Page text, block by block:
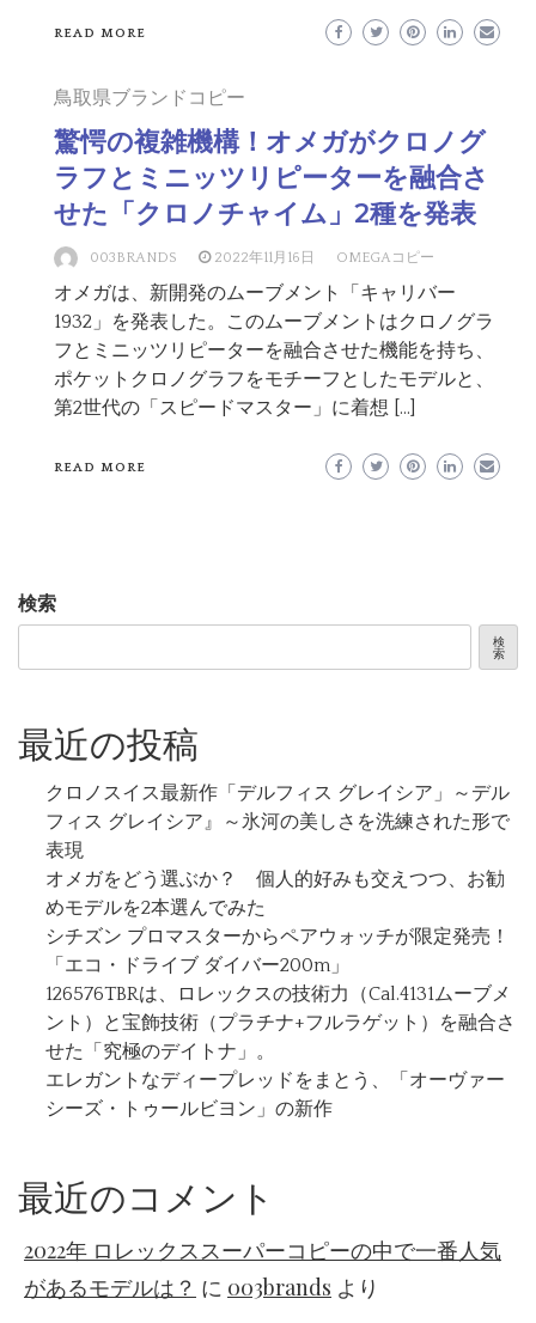
READ MORE
鳥取県ブランドコピー
驚愕の複雑機構！オメガがクロノグ
ラフとミニッツリピーターを融合さ
せた「クロノチャイム」2種を発表
003BRANDS 2022年11月16日 OMEGAコピー
オメガは、新開発のムーブメント「キャリバー
1932」を発表した。このムーブメントはクロノグラ
フとミニッツリピーターを融合させた機能を持ち、
ポケットクロノグラフをモチーフとしたモデルと、
第2世代の「スピードマスター」に着想 […]
READ MORE
検索
検
索
最近の投稿
クロノスイス最新作「デルフィス グレイシア」～デル
フィス グレイシア』～氷河の美しさを洗練された形で
表現
オメガをどう選ぶか？ 個人的好みも交えつつ、お勧
めモデルを2本選んでみた
シチズン プロマスターからペアウォッチが限定発売！
「エコ・ドライブ ダイバー200m」
126576TBRは、ロレックスの技術力（Cal.4131ムーブメ
ント）と宝飾技術（プラチナ+フルラゲット）を融合さ
せた「究極のデイトナ」。
エレガントなディープレッドをまとう、「オーヴァー
シーズ・トゥールビヨン」の新作
最近のコメント
2022年 ロレックススーパーコピーの中で一番人気
があるモデルは？ に 003brands より